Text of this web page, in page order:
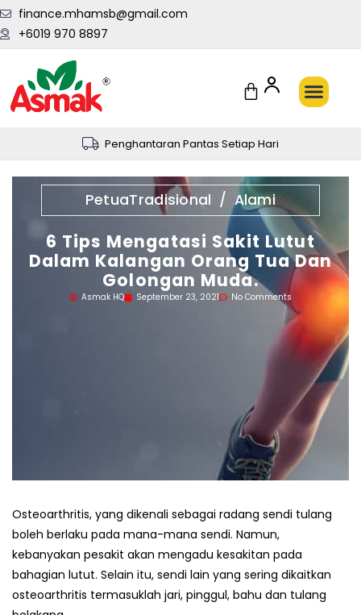
+6019 970 8897
finance.mhamsb@gmail.com
Penghantaran Pantas Setiap Hari
PetuaTradisional / Alami
6 Tips Mengatasi Sakit Lutut
Dalam Kalangan Orang Tua Dan
Golongan Muda.
Asmak HQ September 23, 2021 No Comments
Osteoarthritis, yang dikenali sebagai radang sendi tulang
boleh berlaku pada mana-mana sendi. Namun,
kebanyakan pesakit akan mengadu kesakitan pada
bahagian lutut. Selain itu, sendi lain yang sering dikaitkan
osteoarthritis termasuklah jari, pinggul, bahu dan tulang